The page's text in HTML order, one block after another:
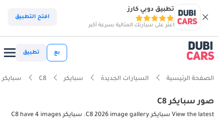
تطبيق دوبي كارز
اعثر على سيارتك المثالية بسرعة أكبر
افتح التطبيق
بع تطبيق
الصفحة الرئيسية السيارات الجديدة سبايكر C8 سبايكر C8 interior, exterior pictures
صور سبايكر C8
View the latest سبايكر C8 2026 image gallery. سبايكر C8 have 4 images